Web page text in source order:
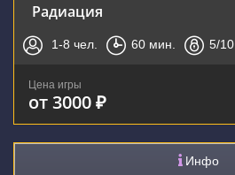
Радиация
1-8 чел. 60 мин. 5/10
Цена игры
от 3000 ₽
Инфо